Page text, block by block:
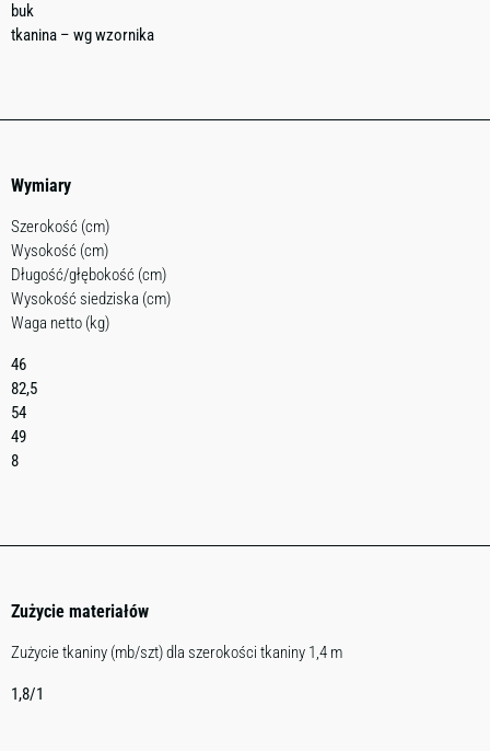
buk
tkanina – wg wzornika
Wymiary
Szerokość (cm)
Wysokość (cm)
Długość/głębokość (cm)
Wysokość siedziska (cm)
Waga netto (kg)
46
82,5
54
49
8
Zużycie materiałów
Zużycie tkaniny (mb/szt) dla szerokości tkaniny 1,4 m
1,8/1